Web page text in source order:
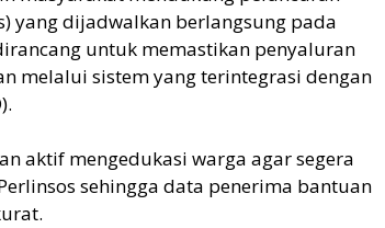
yang dijadwalkan berlangsung pada
untuk memastikan penyaluran
melalui sistem yang terintegrasi dengan
aktif mengedukasi warga agar segera
sehingga data penerima bantuan